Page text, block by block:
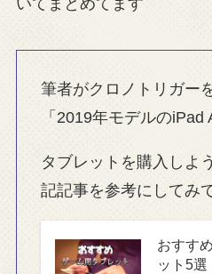
いてまとめてます
筆者がクロノトリガー
「2019年モデルのiPad
タブレットを購入しよ
記記事を参考にしてみ
おすす
ット5